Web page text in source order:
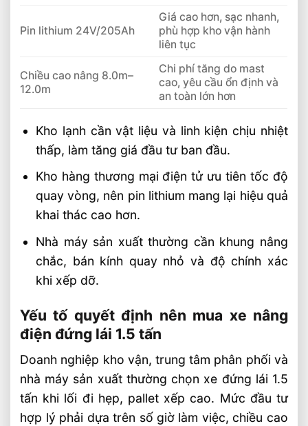
Pin lithium 24V/205Ah
Giá cao hơn, sạc nhanh,
phù hợp kho vận hành
liên tục
Chiều cao nâng 8.0m–
12.0m
Chi phí tăng do mast
cao, yêu cầu ổn định và
an toàn lớn hơn
Kho lạnh cần vật liệu và linh kiện chịu nhiệt
thấp, làm tăng giá đầu tư ban đầu.
Kho hàng thương mại điện tử ưu tiên tốc độ
quay vòng, nên pin lithium mang lại hiệu quả
khai thác cao hơn.
Nhà máy sản xuất thường cần khung nâng
chắc, bán kính quay nhỏ và độ chính xác
khi xếp dỡ.
Yếu tố quyết định nên mua xe nâng
điện đứng lái 1.5 tấn
Doanh nghiệp kho vận, trung tâm phân phối và
nhà máy sản xuất thường chọn xe đứng lái 1.5
tấn khi lối đi hẹp, pallet xếp cao. Mức đầu tư
hợp lý phải dựa trên số giờ làm việc, chiều cao